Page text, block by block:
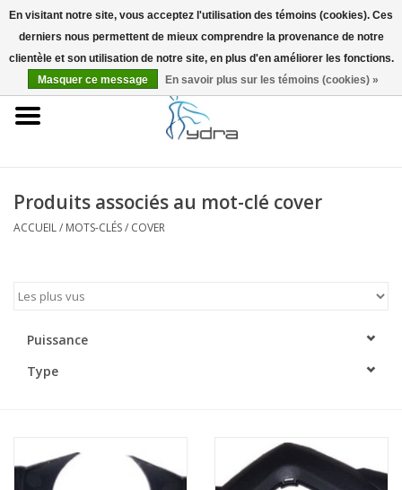
EUR
Accueil
Accessoires
Blog
Produits associés au mot-clé cover
ACCUEIL/ MOTS-CLÉS/ COVER
Puissance
Type
En visitant notre site, vous acceptez l'utilisation des témoins (cookies). Ces
derniers nous permettent de mieux comprendre la provenance de notre
clientèle et son utilisation de notre site, en plus d'en améliorer les fonctions.
Masquer ce message
En savoir plus sur les témoins (cookies) »